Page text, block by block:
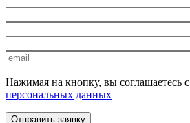
Нажимая на кнопку, вы соглашаетесь с
персональных данных
Отправить заявку